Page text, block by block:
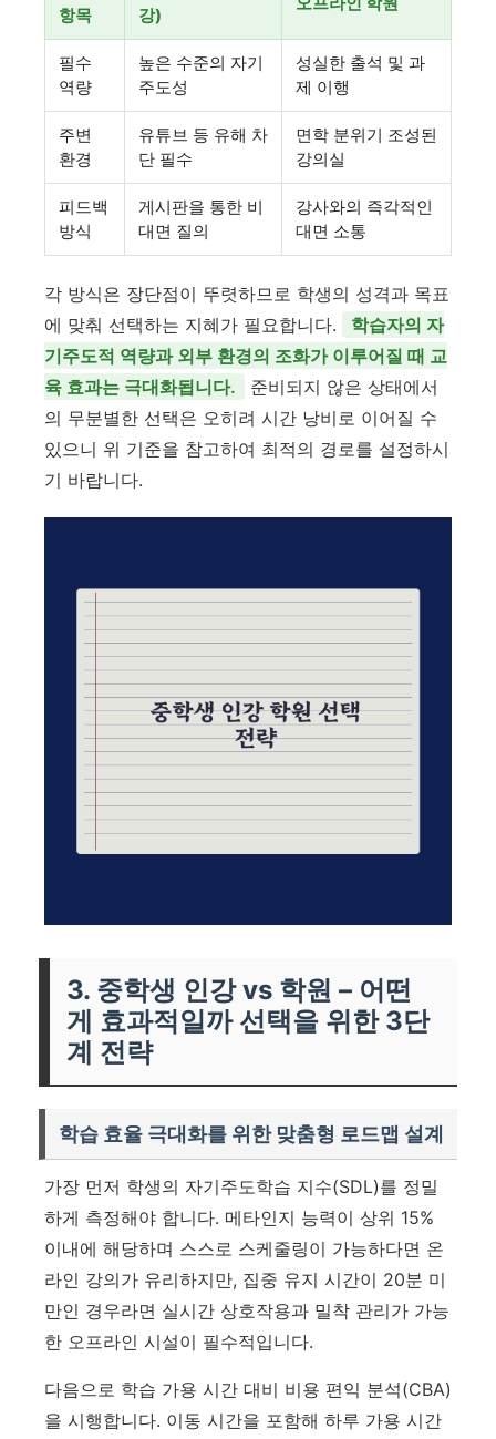
항목
강)
필수
역량
높은 수준의 자기
주도성
성실한 출석 및 과
제 이행
주변
환경
유튜브 등 유해 차
단 필수
면학 분위기 조성된
강의실
피드백
방식
게시판을 통한 비
대면 질의
강사와의 즉각적인
대면 소통
각 방식은 장단점이 뚜렷하므로 학생의 성격과 목표
에 맞춰 선택하는 지혜가 필요합니다.
학습자의 자
기주도적 역량과 외부 환경의 조화가 이루어질 때 교
육 효과는 극대화됩니다.
준비되지 않은 상태에서
의 무분별한 선택은 오히려 시간 낭비로 이어질 수
있으니 위 기준을 참고하여 최적의 경로를 설정하시
기 바랍니다.
3. 중학생 인강 vs 학원 – 어떤
게 효과적일까 선택을 위한 3단
계 전략
학습 효율 극대화를 위한 맞춤형 로드맵 설계
가장 먼저 학생의 자기주도학습 지수(SDL)를 정밀
하게 측정해야 합니다. 메타인지 능력이 상위 15%
이내에 해당하며 스스로 스케줄링이 가능하다면 온
라인 강의가 유리하지만, 집중 유지 시간이 20분 미
만인 경우라면 실시간 상호작용과 밀착 관리가 가능
한 오프라인 시설이 필수적입니다.
다음으로 학습 가용 시간 대비 비용 편익 분석(CBA)
을 시행합니다. 이동 시간을 포함해 하루 가용 시간